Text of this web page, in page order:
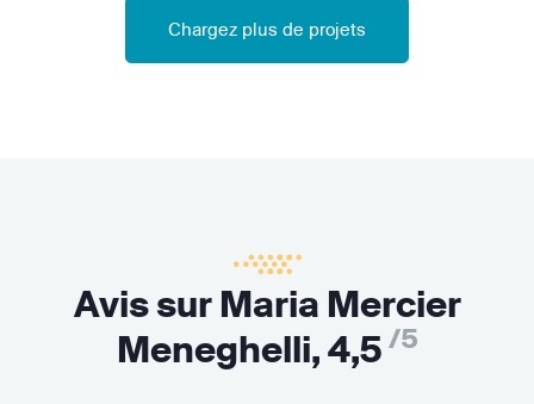
Chargez plus de projets
Avis sur Maria Mercier
Meneghelli,4,5 /5